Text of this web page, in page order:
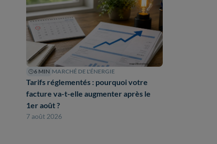
6 MIN MARCHÉ DE L'ÉNERGIE
Tarifs réglementés : pourquoi votre
facture va-t-elle augmenter après le
1er août ?
7 août 2026